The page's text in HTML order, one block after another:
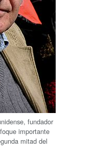
fundador
importante
mitad del